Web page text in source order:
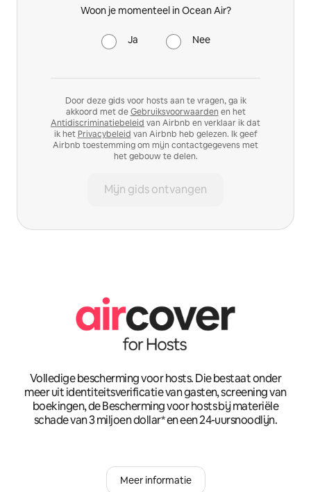
Woon je momenteel in Ocean Air?
Ja Nee
Door deze gids voor hosts aan te vragen, ga ik
akkoord met deGebruiksvoorwaarden en het
Antidiscriminatiebeleid van Airbnb en verklaar ik dat
ik het Privacybeleid van Airbnb heb gelezen. Ik geef
Airbnb toestemming om mijn contactgegevens met
het gebouw te delen.
Mijn gids ontvangen
Volledige bescherming voor hosts. Die bestaat onder
meer uit identiteitsverificatie van gasten, screening van
boekingen, de Bescherming voor hosts bij materiële
schade van 3 miljoen dollar* en een 24-uursnoodlijn.
Meer informatie